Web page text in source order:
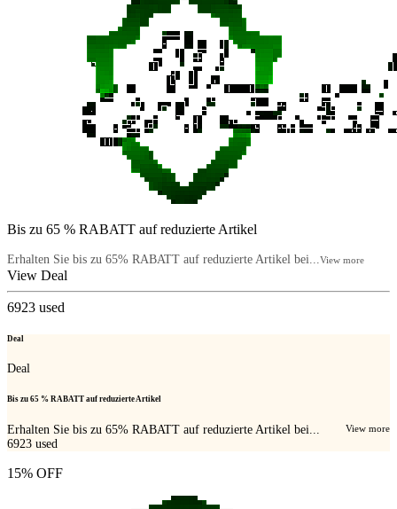
Bis zu 65 % RABATT auf reduzierte Artikel
Erhalten Sie bis zu 65% RABATT auf reduzierte Artikel bei... View more
View Deal
6923 used
Deal
Deal
Bis zu 65 % RABATT auf reduzierte Artikel
Erhalten Sie bis zu 65% RABATT auf reduzierte Artikel bei... View more
6923 used
15% OFF